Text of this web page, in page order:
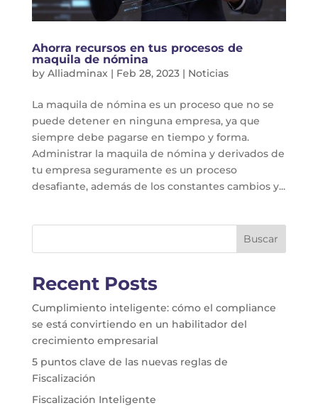
Ahorra recursos en tus procesos de
maquila de nómina
by Alliadminax| Feb 28, 2023| Noticias
La maquila de nómina es un proceso que no se
puede detener en ninguna empresa, ya que
siempre debe pagarse en tiempo y forma.
Administrar la maquila de nómina y derivados de
tu empresa seguramente es un proceso
desafiante, además de los constantes cambios y...
Buscar
Recent Posts
Cumplimiento inteligente: cómo el compliance
se está convirtiendo en un habilitador del
crecimiento empresarial
5 puntos clave de las nuevas reglas de
Fiscalización
Fiscalización Inteligente